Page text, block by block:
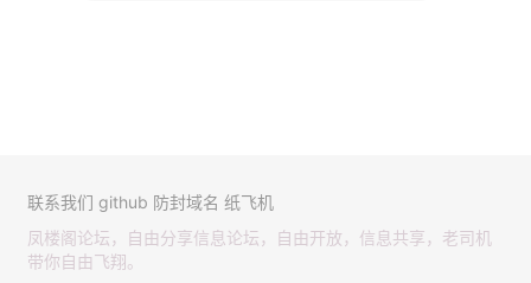
联系我们 github 防封域名 纸飞机
凤楼阁论坛，自由分享信息论坛，自由开放，信息共享，老司机
带你自由飞翔。